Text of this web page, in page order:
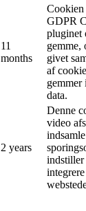
11
months
GDPR
pluginet
gemme,
givet
af
gemmer
data.
2 years
Denne
video
indsamle